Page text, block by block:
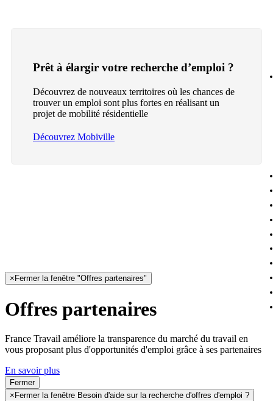
Prêt à élargir votre recherche d’emploi ?
Découvrez de nouveaux territoires où les chances de
trouver un emploi sont plus fortes en réalisant un
projet de mobilité résidentielle
Découvrez Mobiville
× Fermer la fenêtre "Offres partenaires"
Offres partenaires
France Travail améliore la transparence du marché du travail en
vous proposant plus d'opportunités d'emploi grâce à ses partenaires
En savoir plus
Fermer
× Fermer la fenêtre Besoin d'aide sur la recherche d'offres d'emploi ?